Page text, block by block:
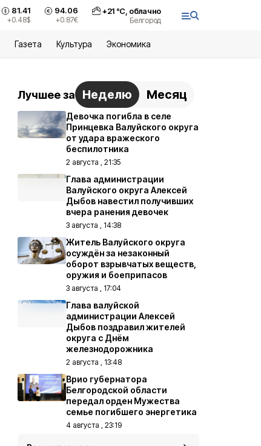
81.41
+0.48$
94.06
+0.87€
+21°С, облачно
Белгород
Газета Культура Экономика
Лучшее за Неделю Месяц
Девочка погибла в селе
Принцевка Валуйского округа
от удара вражеского
беспилотника
2 августа , 21:35
Глава администрации
Валуйского округа Алексей
Дыбов навестил получивших
вчера ранения девочек
3 августа , 14:38
Житель Валуйского округа
осуждён за незаконный
оборот взрывчатых веществ,
оружия и боеприпасов
3 августа , 17:04
Глава валуйской
администрации Алексей
Дыбов поздравил жителей
округа с Днём
железнодорожника
2 августа , 13:48
Врио губернатора
Белгородской области
передал орден Мужества
семье погибшего энергетика
4 августа , 23:19